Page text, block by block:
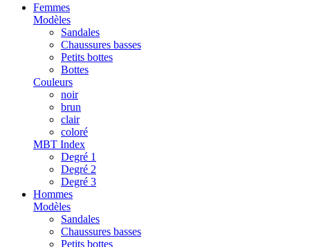
Femmes
Modèles
Sandales
Chaussures basses
Petits bottes
Bottes
Couleurs
noir
brun
clair
coloré
MBT Index
Degré 1
Degré 2
Degré 3
Hommes
Modèles
Sandales
Chaussures basses
Petits bottes